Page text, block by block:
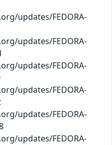
updates/FEDORA-
updates/FEDORA-
updates/FEDORA-
updates/FEDORA-
updates/FEDORA-
updates/FEDORA-